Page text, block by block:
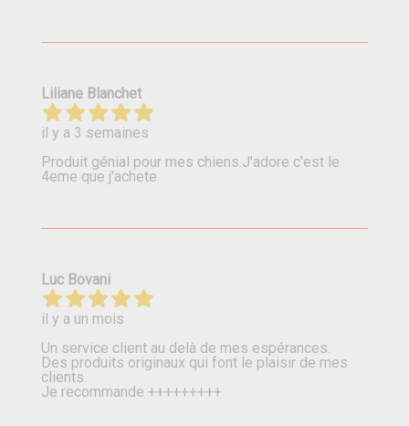
Liliane Blanchet
il y a 3 semaines
Produit génial pour mes chiens.J'adore c'est le
4eme que j'achete
Luc Bovani
il y a un mois
Un service client au delà de mes espérances.
Des produits originaux qui font le plaisir de mes
clients.
Je recommande +++++++++